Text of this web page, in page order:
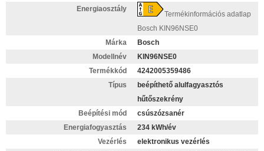
Energiaosztály
Termékinformációs adatlap
Bosch KIN96NSE0
Márka
Bosch
Modellnév
KIN96NSE0
Termékkód
4242005359486
Típus
beépíthető alulfagyasztós
hűtőszekrény
Beépítési mód
csúszózsanér
Energiafogyasztás
234 kWh/év
Vezérlés
elektronikus vezérlés